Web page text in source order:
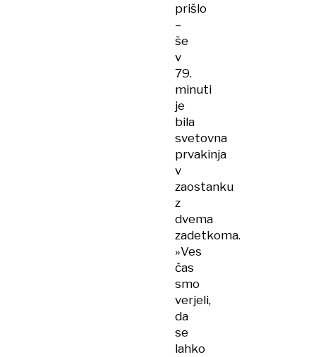
prišlo
–
še
v
79.
minuti
je
bila
svetovna
prvakinja
v
zaostanku
z
dvema
zadetkoma.
»Ves
čas
smo
verjeli,
da
se
lahko